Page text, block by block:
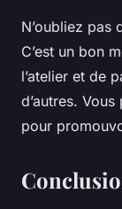
N’oubliez pas
C’est un bon
l’atelier et de
d’autres.
pour